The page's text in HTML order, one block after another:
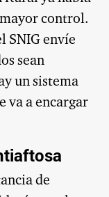
control.
SNIG envíe
sean
un sistema
va a encargar
de